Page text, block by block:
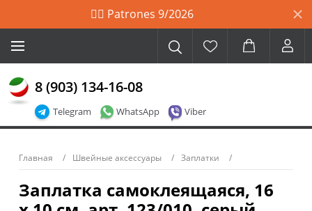
🙋‍♀️ Patrones 9/2026
Telegram WhatsApp Viber
8 (903) 134-16-08
Главная Швейные аксессуары Заплатки
Заплатка самоклеящаяся, 16